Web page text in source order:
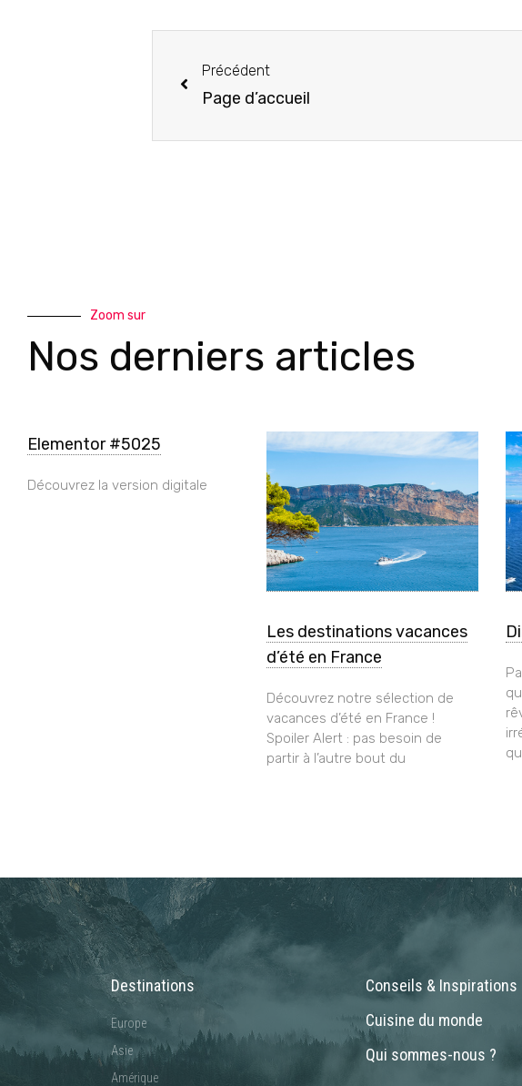
Précédent
Page d’accueil
Zoom sur
Nos derniers articles
Elementor #5025
Découvrez la version digitale
Les destinations vacances
d’été en France
Découvrez notre sélection de
vacances d’été en France !
Spoiler Alert : pas besoin de
partir à l’autre bout du
Destinations
Europe
Asie
Amérique
Conseils & Inspirations
Cuisine du monde
Qui sommes-nous ?